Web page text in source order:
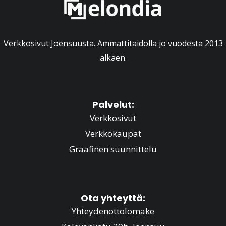
Verkkosivut Joensuusta. Ammattitaidolla jo vuodesta 2013
alkaen.
Palvelut:
Verkkosivut
Verkkokaupat
Graafinen suunnittelu
Ota yhteyttä:
Yhteydenottolomake